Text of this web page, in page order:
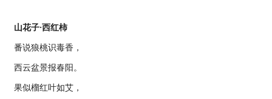
山花子·西红柿
番说狼桃识毒香，
西云盆景报春阳。
果似榴红叶如艾，